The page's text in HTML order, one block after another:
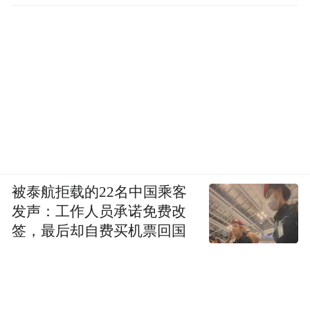
被泰航拒载的22名中国乘客
发声：工作人员承诺免费改
签，最后却自费买机票回国